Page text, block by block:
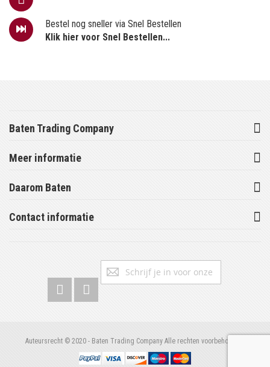
Bestel nog sneller via Snel Bestellen
Klik hier voor Snel Bestellen...
Baten Trading Company
Meer informatie
Daarom Baten
Contact informatie
Abonneer
Auteursrecht © 2020 - Baten Trading Company Alle rechten voorbehouden.